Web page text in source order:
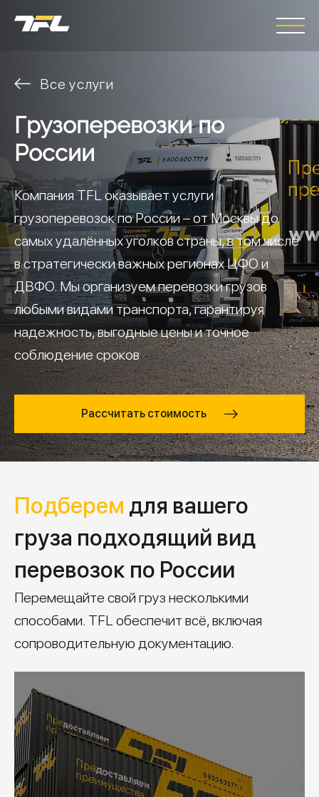
Все услуги
Грузоперевозки по
России
Компания TFL оказывает услуги
грузоперевозок по России – от Москвы до
самых удалённых уголков страны, в том числе
в стратегически важных регионах ЦФО и
ДВФО. Мы организуем перевозки грузов
любыми видами транспорта, гарантируя
надежность, выгодные цены и точное
соблюдение сроков
Рассчитать стоимость
Подберем для вашего
груза подходящий вид
перевозок по России
Перемещайте свой груз несколькими
способами. TFL обеспечит всё, включая
сопроводительную документацию.